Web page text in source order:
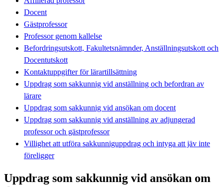
Docent
Gästprofessor
Professor genom kallelse
Befordringsutskott, Fakultetsnämnder, Anställningsutskott och
Docentutskott
Kontaktuppgifter för lärartillsättning
Uppdrag som sakkunnig vid anställning och befordran av
lärare
Uppdrag som sakkunnig vid ansökan om docent
Uppdrag som sakkunnig vid anställning av adjungerad
professor och gästprofessor
Villighet att utföra sakkunniguppdrag och intyga att jäv inte
föreligger
Uppdrag som sakkunnig vid ansökan om